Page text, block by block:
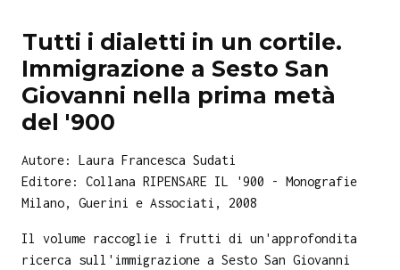
Tutti i dialetti in un cortile.
Immigrazione a Sesto San
Giovanni nella prima metà
del '900
Autore: Laura Francesca Sudati
Editore: Collana RIPENSARE IL '900 - Monografie
Milano, Guerini e Associati, 2008
Il volume raccoglie i frutti di un'approfondita
ricerca sull'immigrazione a Sesto San Giovanni